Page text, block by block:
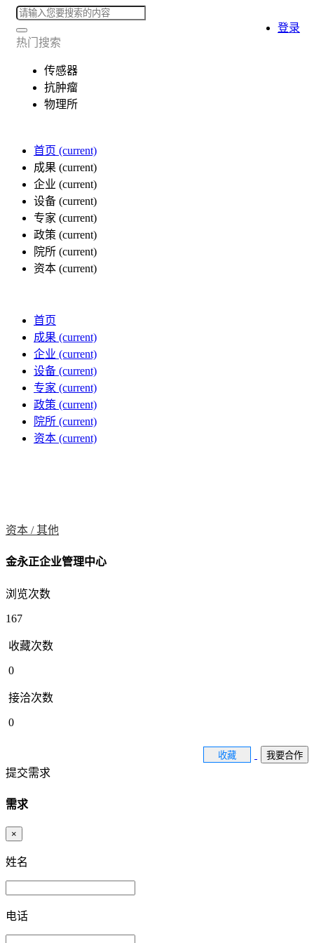
热门搜索
传感器
抗肿瘤
物理所
首页 (current)
成果 (current)
企业 (current)
设备 (current)
专家 (current)
政策 (current)
院所 (current)
资本 (current)
登录
首页
成果 (current)
企业 (current)
设备 (current)
专家 (current)
政策 (current)
院所 (current)
资本 (current)
资本 /其他
金永正企业管理中心
浏览次数
167
收藏次数
0
接洽次数
0
收藏 我要合作
提交需求
需求
×
姓名
电话